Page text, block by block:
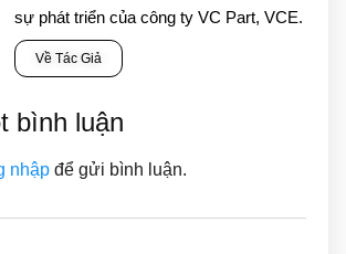
sự phát triển của công ty VC Part, VCE.
Về Tác Giả
bình luận
nhập để gửi bình luận.